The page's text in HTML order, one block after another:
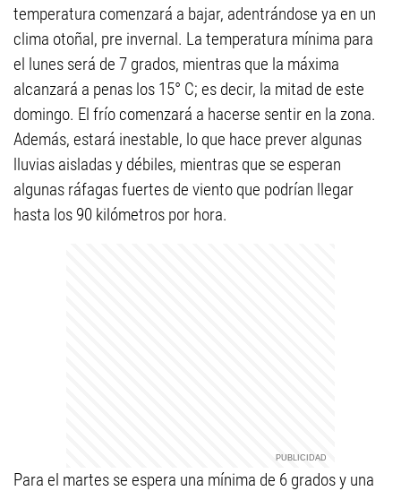
temperatura comenzará a bajar, adentrándose ya en un
clima otoñal, pre invernal. La temperatura mínima para
el lunes será de 7 grados, mientras que la máxima
alcanzará a penas los 15° C; es decir, la mitad de este
domingo. El frío comenzará a hacerse sentir en la zona.
Además, estará inestable, lo que hace prever algunas
lluvias aisladas y débiles, mientras que se esperan
algunas ráfagas fuertes de viento que podrían llegar
hasta los 90 kilómetros por hora.
Para el martes se espera una mínima de 6 grados y una